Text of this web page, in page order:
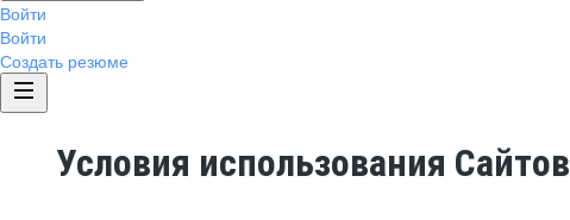
Войти
Войти
Создать резюме
Условия использования Сайтов